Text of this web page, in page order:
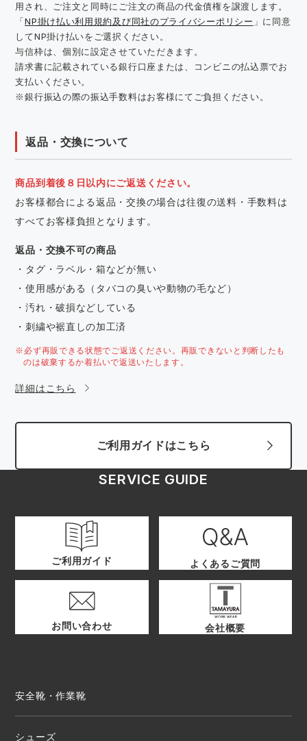
用され、ご注文と同時にご注文の商品の代金債権を譲渡します。
「NP掛け払い利用規約及び同社のプライバシーポリシー 」に同意
してNP掛け払いをご選択ください。
与信枠は、個別に設定させていただきます。
請求書に記載されている銀行口座または、コンビニの払込票でお
支払いください。
※銀行振込の際の振込手数料はお客様にてご負担ください。
返品・交換について
商品到着後８日以内にご返送ください。
お客様都合による返品・交換の場合は往復の送料・手数料は
すべてお客様負担となります。
返品・交換不可の商品
・タグ・ラベル・箱などが無い
・使用感がある（タバコの臭いや動物の毛など）
・汚れ・破損などしている
・刺繍や裾直しの加工済
※必ず再販できる状態でご返送ください。再販できないと判断したも
のは破棄するか着払いで返送いたします。
詳細はこちら
ご利用ガイドはこちら
SERVICE GUIDE
ご利用ガイド よくあるご質問
お問い合わせ 会社概要
安全靴・作業靴
シューズ